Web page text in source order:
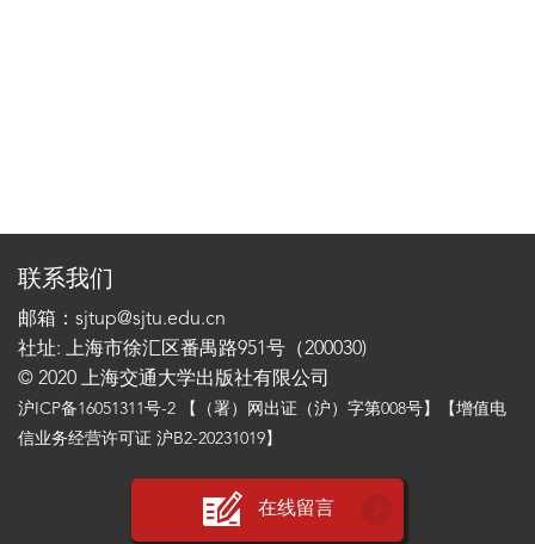
联系我们
邮箱：sjtup@sjtu.edu.cn
社址: 上海市徐汇区番禺路951号（200030)
© 2020 上海交通大学出版社有限公司
沪ICP备16051311号-2 【（署）网出证（沪）字第008号】【增值电
信业务经营许可证 沪B2-20231019】
在线留言